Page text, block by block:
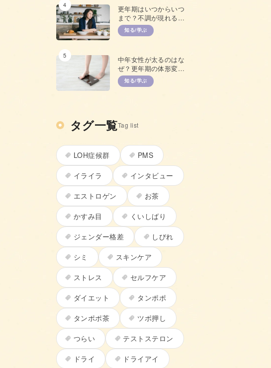
4
更年期はいつからいつ
まで？不調が現れる年
齢やプレ更年期につい
て
知る/学ぶ
5
中年女性が太るのはな
ぜ？更年期の体形変化
と上手な対策
知る/学ぶ
タグ一覧Tag list
LOH症候群 PMS
イライラ インタビュー
エストロゲン お茶
かすみ目 くいしばり
ジェンダー格差 しびれ
シミ スキンケア
ストレス セルフケア
ダイエット タンポポ
タンポポ茶 ツボ押し
つらい テストステロン
ドライ ドライアイ